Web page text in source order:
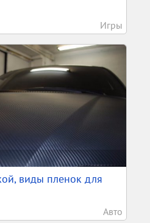
Игры
виды пленок для
Авто